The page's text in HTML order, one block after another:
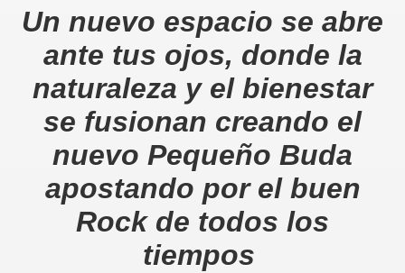
Un nuevo espacio se abre
ante tus ojos, donde la
naturaleza y el bienestar
se fusionan creando el
nuevo Pequeño Buda
apostando por el buen
Rock de todos los
tiempos